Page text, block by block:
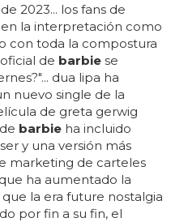
2023... los fans de
la interpretación como
con toda la compostura
de barbie se
dua lipa ha
nuevo single de la
de greta gerwig
barbie ha incluido
y una versión más
marketing de carteles
ha aumentado la
la era future nostalgia
por fin a su fin, el